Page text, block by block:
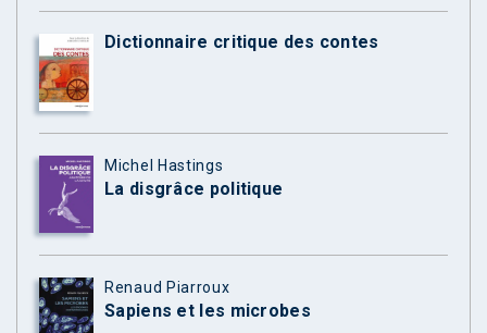
Dictionnaire critique des contes
Michel Hastings
La disgrâce politique
Renaud Piarroux
Sapiens et les microbes